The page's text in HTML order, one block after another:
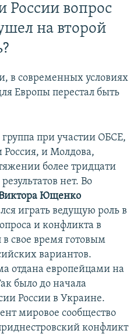
России вопрос
на второй
современных условиях
Европы перестал быть
при участии ОБСЕ,
Россия, и Молдова,
более тридцати
нет. Во
Ющенко
играть ведущую роль в
и конфликта в
свое время готовым
вариантов.
отдана европейцами на
было до начала
России в Украине.
мировое сообщество
конфликт